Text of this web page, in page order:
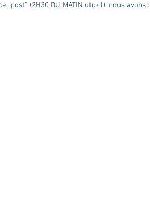
"post" (2H30 DU MATIN utc+1), nous avons :